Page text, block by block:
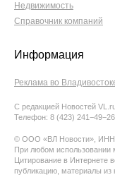
Недвижимость
Справочник компаний
Информация
Реклама во
С редакцией Новостей
Телефон: 8 (423)
© ООО «ВЛ Новости», ИНН
При любом использовании
Цитирование в Интернете
публикацию, материалы